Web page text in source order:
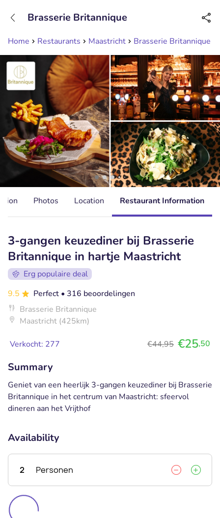
Available until 23:00
Home Restaurants Maastricht Brasserie Britannique
Brasserie Britannique
Photos Location Restaurant Information
3-gangen keuzediner bij Brasserie
Britannique in hartje Maastricht
Erg populaire deal
9.5
Perfect • 316 beoordelingen
Brasserie Britannique
Maastricht (425km)
Verkocht: 277 €44,95 €25,50
Summary
Geniet van een heerlijk 3-gangen keuzediner bij Brasserie
Britannique in het centrum van Maastricht: sfeervol
dineren aan het Vrijthof
Availability
2 Personen